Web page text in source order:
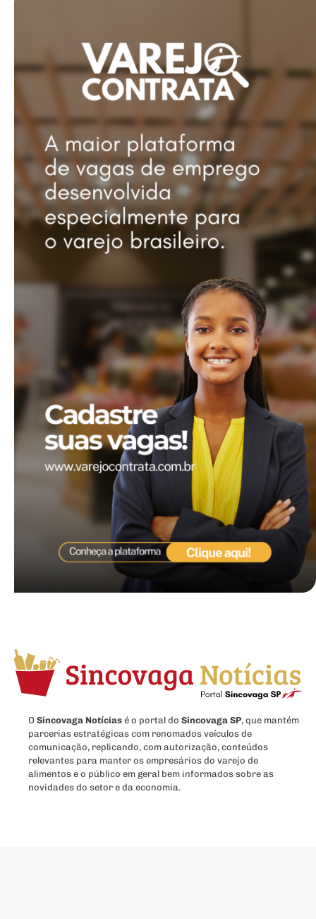
O Sincovaga Notícias é o portal do Sincovaga SP, que mantém
parcerias estratégicas com renomados veículos de
comunicação, replicando, com autorização, conteúdos
relevantes para manter os empresários do varejo de
alimentos e o público em geral bem informados sobre as
novidades do setor e da economia.